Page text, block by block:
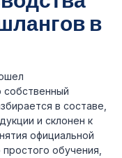
в
собственный
в составе,
и склонен к
официальной
обучения,